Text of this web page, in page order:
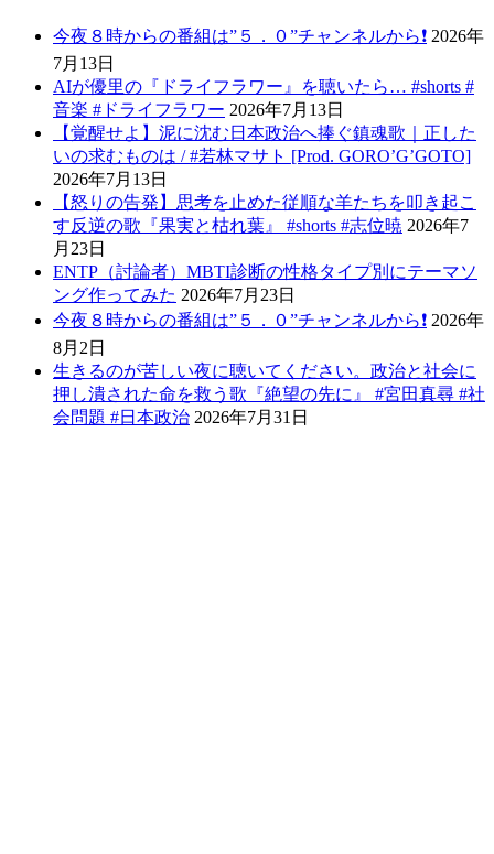
今夜８時からの番組は”５．０”チャンネルから❗️ 2026年
7月13日
AIが優里の『ドライフラワー』を聴いたら… #shorts #
音楽 #ドライフラワー 2026年7月13日
【覚醒せよ】泥に沈む日本政治へ捧ぐ鎮魂歌｜正した
いの求むものは / #若林マサト [Prod. GORO’G’GOTO]
2026年7月13日
【怒りの告発】思考を止めた従順な羊たちを叩き起こ
す反逆の歌『果実と枯れ葉』 #shorts #志位暁 2026年7
月23日
ENTP（討論者）MBTI診断の性格タイプ別にテーマソ
ング作ってみた 2026年7月23日
今夜８時からの番組は”５．０”チャンネルから❗️ 2026年
8月2日
生きるのが苦しい夜に聴いてください。政治と社会に
押し潰された命を救う歌『絶望の先に』 #宮田真尋 #社
会問題 #日本政治 2026年7月31日